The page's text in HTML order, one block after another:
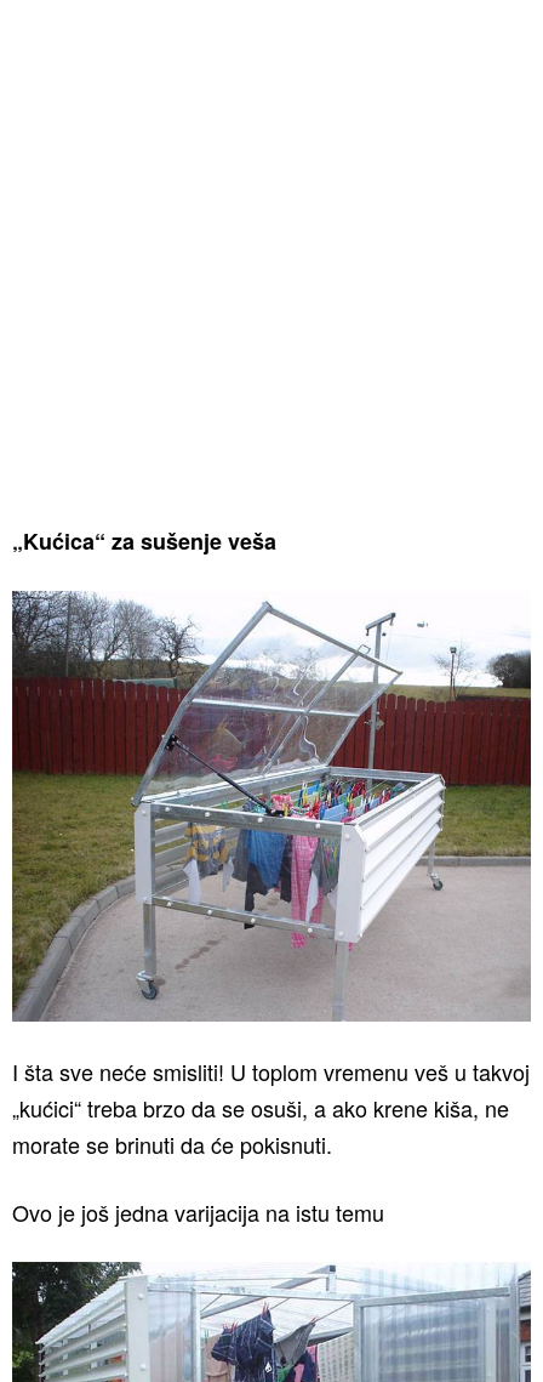
„Kućica“ za sušenje veša
I šta sve neće smisliti! U toplom vremenu veš u takvoj
„kućici“ treba brzo da se osuši, a ako krene kiša, ne
morate se brinuti da će pokisnuti.
Ovo je još jedna varijacija na istu temu